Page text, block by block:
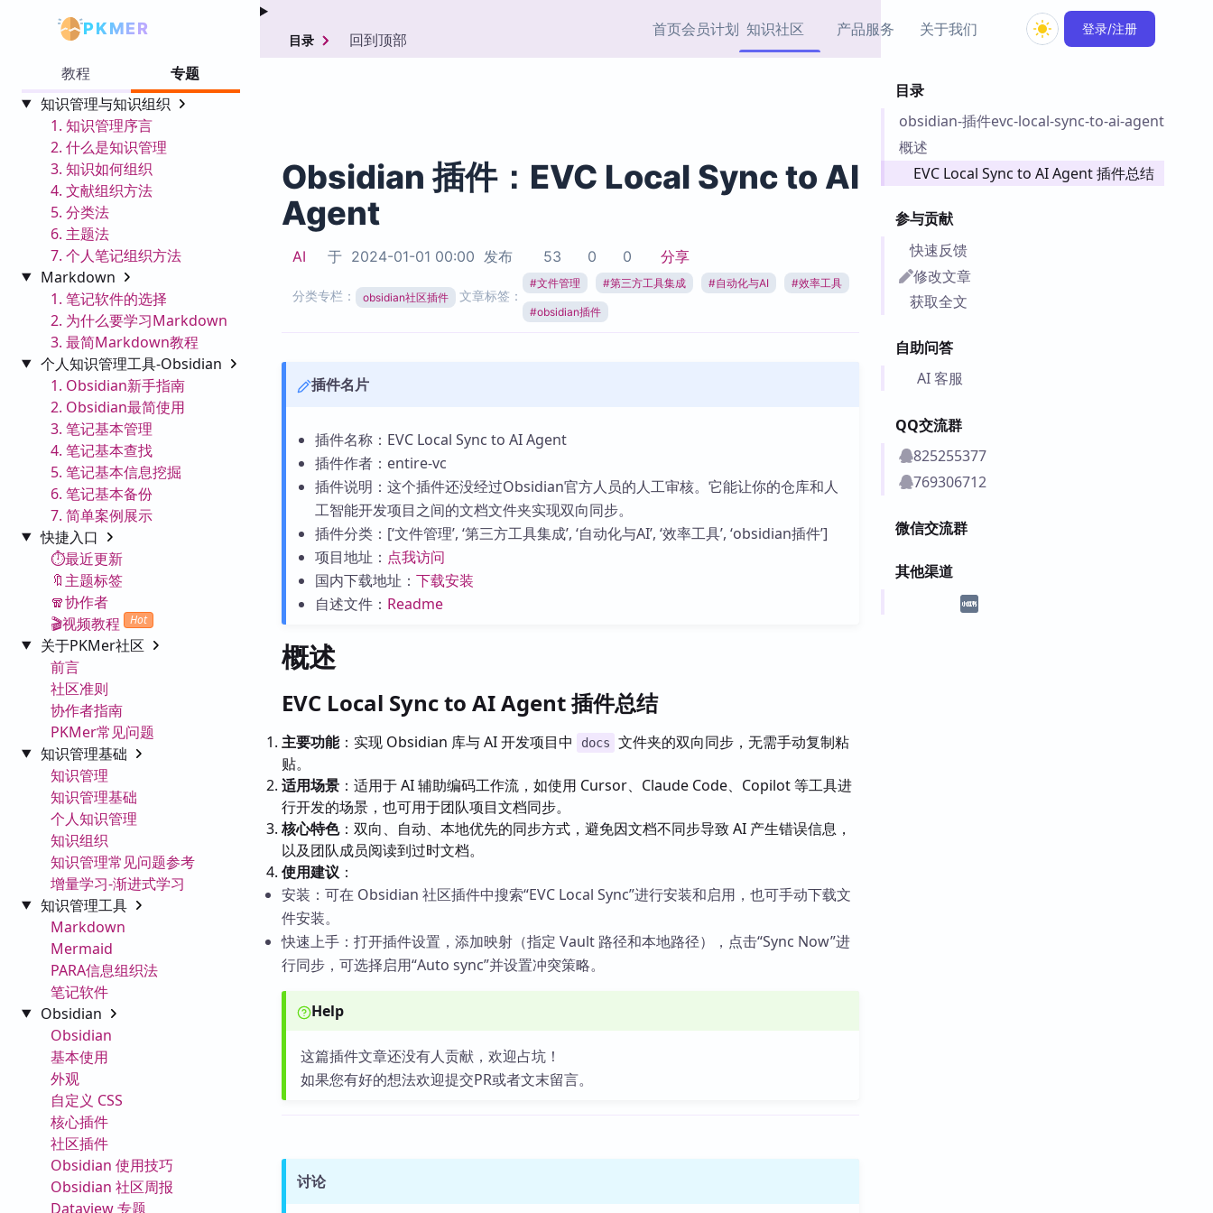
PKMER 首页会员计划 知识社区
协作者
Zotero 专题
Obsidian 专题
产品服务
载
Zotero 插件
Zotero 插件资源与加速
Obsidian 思维导图插件
PKMer 出品的闪念笔记
挂件集市
Obsidian 教程
关于我们 登录/注册
教程
专题
知识管理与知识组织
1. 知识管理序言
2. 什么是知识管理
3. 知识如何组织
4. 文献组织方法
5. 分类法
6. 主题法
7. 个人笔记组织方法
Markdown
1. 笔记软件的选择
2. 为什么要学习Markdown
3. 最简Markdown教程
个人知识管理工具-Obsidian
1. Obsidian新手指南
2. Obsidian最简使用
3. 笔记基本管理
4. 笔记基本查找
5. 笔记基本信息挖掘
6. 笔记基本备份
7. 简单案例展示
快捷入口
⏱️最近更新
🔖主题标签
🧣协作者
🎬视频教程
Hot
关于PKMer社区
前言
社区准则
协作者指南
PKMer常见问题
知识管理基础
知识管理
知识管理基础
个人知识管理
知识组织
知识管理常见问题参考
增量学习-渐进式学习
知识管理工具
Markdown
Mermaid
PARA信息组织法
笔记软件
Obsidian
Obsidian
基本使用
外观
自定义 CSS
核心插件
社区插件
Obsidian 使用技巧
Obsidian 社区周报
Dataview 专题
目录
obsidian-插件evc-local-sync-to-ai-agent
概述
EVC Local Sync to AI Agent 插件总结
参与贡献
快速反馈
修改文章
获取全文
自助问答
AI 客服
QQ交流群
825255377
769306712
微信交流群
其他渠道
目录 回到顶部
Obsidian 插件：EVC Local Sync to AI
Agent
AI 于 2024-01-01 00:00 发布 53 0 0 分享
分类专栏： obsidian社区插件 文章标签：
#文件管理 #第三方工具集成 #自动化与AI #效率工具
#obsidian插件
插件名片
插件名称：EVC Local Sync to AI Agent
插件作者：entire-vc
插件说明：这个插件还没经过Obsidian官方人员的人工审核。它能让你的仓库和人
工智能开发项目之间的文档文件夹实现双向同步。
插件分类：[‘文件管理’, ‘第三方工具集成’, ‘自动化与AI’, ‘效率工具’, ‘obsidian插件’]
项目地址： 点我访问
国内下载地址： 下载安装
自述文件： Readme
概述
EVC Local Sync to AI Agent 插件总结
主要功能：实现 Obsidian 库与 AI 开发项目中 docs
文件夹的双向同步，无需手动复制粘
贴。
适用场景 ：适用于 AI 辅助编码工作流，如使用 Cursor、Claude Code、Copilot 等工具进
行开发的场景，也可用于团队项目文档同步。
核心特色：双向、自动、本地优先的同步方式，避免因文档不同步导致 AI 产生错误信息，
以及团队成员阅读到过时文档。
使用建议 ：
安装：可在 Obsidian 社区插件中搜索“EVC Local Sync”进行安装和启用，也可手动下载文
件安装。
快速上手：打开插件设置，添加映射（指定 Vault 路径和本地路径），点击“Sync Now”进
行同步，可选择启用“Auto sync”并设置冲突策略。
Help
这篇插件文章还没有人贡献，欢迎占坑！
如果您有好的想法欢迎提交PR或者文末留言。
讨论